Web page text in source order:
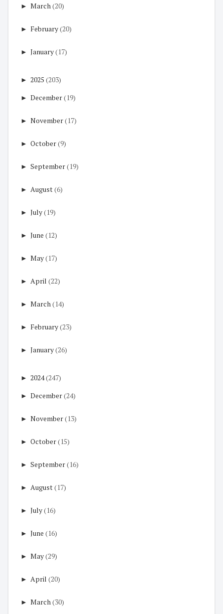
► March (20)
► February(20)
► January(17)
► 2025 (203)
► December(19)
► November(17)
► October(9)
► September(19)
► August(6)
► July(19)
► June (12)
► May(17)
► April (22)
► March (14)
► February(23)
► January(26)
► 2024(247)
► December(24)
► November(13)
► October(15)
► September(16)
► August(17)
► July(16)
► June (16)
► May(29)
► April (20)
► March (30)